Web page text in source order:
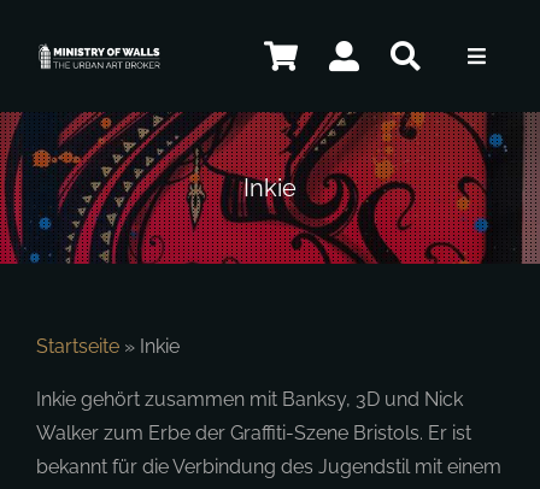
Inhalt
Toggle
Künstler
Shop
DE
Inkie
Startseite » Inkie
Inkie gehört zusammen mit Banksy, 3D und Nick
Walker zum Erbe der Graffiti-Szene Bristols. Er ist
bekannt für die Verbindung des Jugendstil mit einem